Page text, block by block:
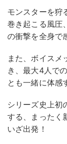
モンスターを狩
巻き起こる風圧
の衝撃を全身で
また、ボイスメ
き、最大4人で
とも一緒に体感
シリーズ史上初
する、まったく
いざ出発！